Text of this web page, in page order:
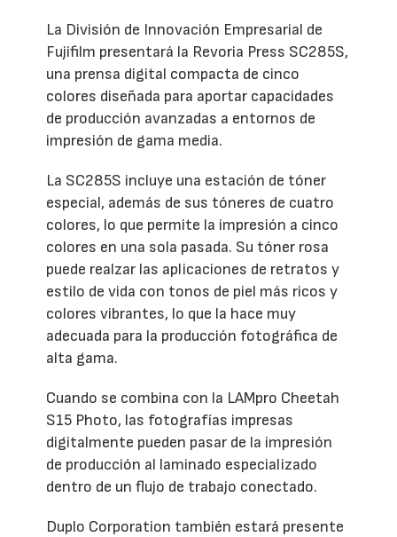
La División de Innovación Empresarial de
Fujifilm presentará la Revoria Press SC285S,
una prensa digital compacta de cinco
colores diseñada para aportar capacidades
de producción avanzadas a entornos de
impresión de gama media.
La SC285S incluye una estación de tóner
especial, además de sus tóneres de cuatro
colores, lo que permite la impresión a cinco
colores en una sola pasada. Su tóner rosa
puede realzar las aplicaciones de retratos y
estilo de vida con tonos de piel más ricos y
colores vibrantes, lo que la hace muy
adecuada para la producción fotográfica de
alta gama.
Cuando se combina con la LAMpro Cheetah
S15 Photo, las fotografías impresas
digitalmente pueden pasar de la impresión
de producción al laminado especializado
dentro de un flujo de trabajo conectado.
Duplo Corporation también estará presente